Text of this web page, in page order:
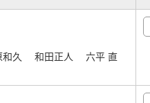
和久 和田正人 六平 直